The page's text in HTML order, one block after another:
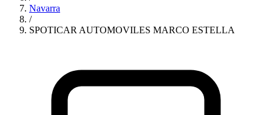
Navarra
/
SPOTICAR AUTOMOVILES MARCO ESTELLA